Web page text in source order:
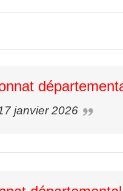
janvier 2026